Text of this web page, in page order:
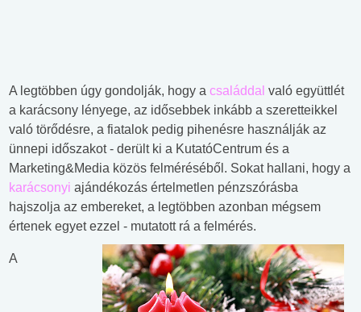
A legtöbben úgy gondolják, hogy a családdal való együttlét
a karácsony lényege, az idősebbek inkább a szeretteikkel
való törődésre, a fiatalok pedig pihenésre használják az
ünnepi időszakot - derült ki a KutatóCentrum és a
Marketing&Media közös felméréséből. Sokat hallani, hogy a
karácsonyi ajándékozás értelmetlen pénzszórásba
hajszolja az embereket, a legtöbben azonban mégsem
értenek egyet ezzel - mutatott rá a felmérés.
A